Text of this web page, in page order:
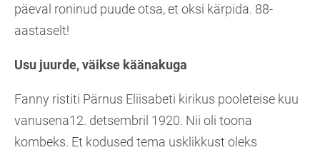
päeval roninud puude otsa, et oksi kärpida. 88-
aastaselt!
Usu juurde, väikse käänakuga
Fanny ristiti Pärnus Eliisabeti kirikus pooleteise kuu
vanusena12. detsembril 1920. Nii oli toona
kombeks. Et kodused tema usklikkust oleks